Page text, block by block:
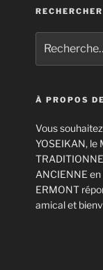
RECHERCHER
pour
:
À PROPOS
Vous
YOSEIKAN, le
ANCIENNE en
ERMONT
amical et